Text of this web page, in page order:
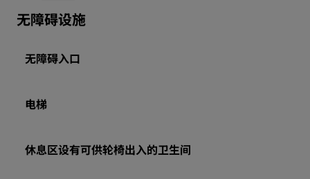
无障碍设施
无障碍入口
电梯
休息区设有可供轮椅出入的卫生间